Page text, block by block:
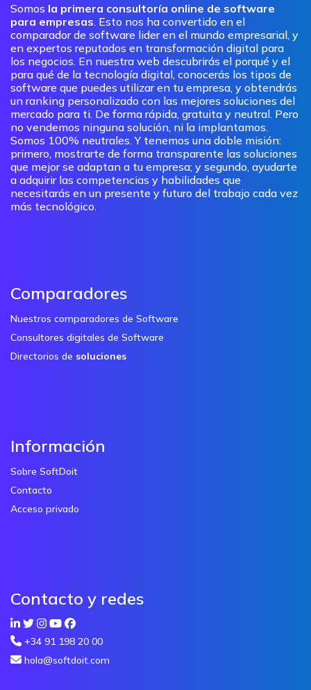
Somos la primera consultoría online de software
para empresas. Esto nos ha convertido en el
comparador de software lider en el mundo empresarial, y
en expertos reputados en transformación digital para
los negocios. En nuestra web descubrirás el porqué y el
para qué de la tecnología digital, conocerás los tipos de
software que puedes utilizar en tu empresa, y obtendrás
un ranking personalizado con las mejores soluciones del
mercado para ti. De forma rápida, gratuita y neutral. Pero
no vendemos ninguna solución, ni la implantamos.
Somos 100% neutrales. Y tenemos una doble misión:
primero, mostrarte de forma transparente las soluciones
que mejor se adaptan a tu empresa; y segundo, ayudarte
a adquirir las competencias y habilidades que
necesitarás en un presente y futuro del trabajo cada vez
más tecnológico.
Comparadores
Nuestros comparadores de Software
Consultores digitales de Software
Directorios de soluciones
Información
Sobre SoftDoit
Contacto
Acceso privado
Contacto y redes
+34 91 198 20 00
hola@softdoit.com